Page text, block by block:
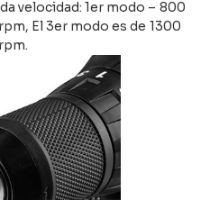
velocidad: 1er modo – 800
El 3er modo es de 1300